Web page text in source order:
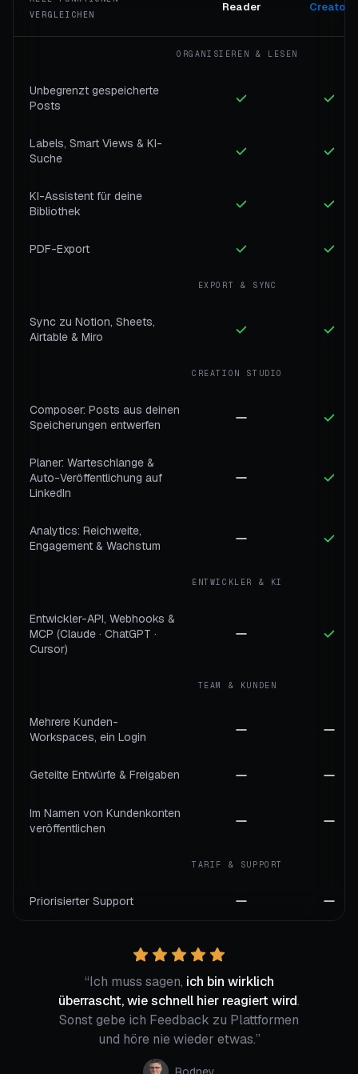
VERGLEICHEN
Reader Creator
ORGANISIEREN & LESEN
Unbegrenzt gespeicherte
Posts
Labels, Smart Views & KI-
Suche
KI-Assistent für deine
Bibliothek
PDF-Export
EXPORT & SYNC
Sync zu Notion, Sheets,
Airtable & Miro
CREATION STUDIO
Composer: Posts aus deinen
Speicherungen entwerfen
Planer: Warteschlange &
Auto-Veröffentlichung auf
LinkedIn
Analytics: Reichweite,
Engagement & Wachstum
ENTWICKLER & KI
Entwickler-API, Webhooks &
MCP (Claude · ChatGPT ·
Cursor)
TEAM & KUNDEN
Mehrere Kunden-
Workspaces, ein Login
Geteilte Entwürfe & Freigaben
Im Namen von Kundenkonten
veröffentlichen
TARIF & SUPPORT
Priorisierter Support
“Ich muss sagen, ich bin wirklich
überrascht, wie schnell hier reagiert wird.
Sonst gebe ich Feedback zu Plattformen
und höre nie wieder etwas.”